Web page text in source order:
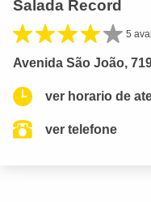
Salada Record
5
Avenida São João,
ver horario de
ver telefone